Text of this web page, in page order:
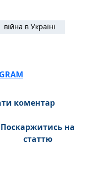
війна в Україні
коментар
Поскаржитись на
статтю